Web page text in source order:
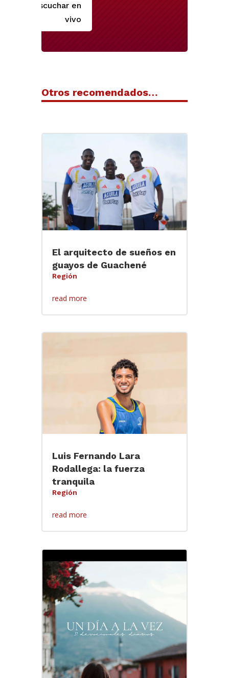
Escuchar en
vivo
Otros recomendados…
El arquitecto de sueños en
guayos de Guachené
Región
read more
Luis Fernando Lara
Rodallega: la fuerza
tranquila
Región
read more